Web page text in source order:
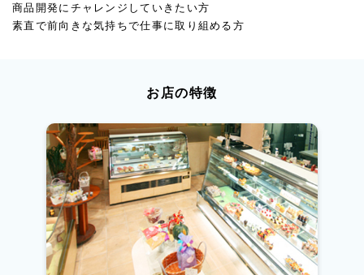
商品開発にチャレンジしていきたい方
素直で前向きな気持ちで仕事に取り組める方
お店の特徴